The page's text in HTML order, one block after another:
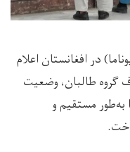
در افغانستان اعلام
گروه طالبان، وضعیت
به‌طور مستقیم و